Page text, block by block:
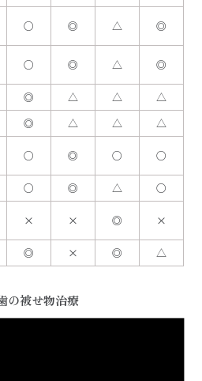
○ ◎ △ ◎
○ ◎ △ ◎
◎ △ △
△
◎ △ △
△
○ ◎ ○ ○
○ ◎ △
○
× × ◎ ×
◎ × ◎ △
の被せ物治療